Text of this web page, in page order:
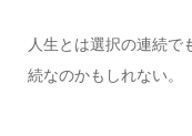
人生とは選択の連続で
続なのかもしれない。